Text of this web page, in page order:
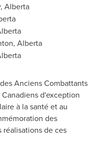
Alberta
Alberta
Anciens Combattants
d'exception
à la santé et au
des
de ces